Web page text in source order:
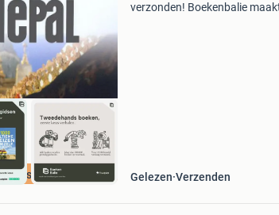
prijs
verzonden! Boekenbalie
Gelezen Verzenden